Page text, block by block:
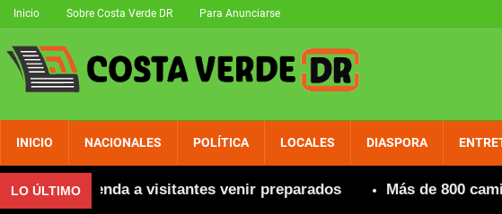
Inicio Sobre Costa Verde DR Para Anunciarse
INICIO NACIONALES POLÍTICA LOCALES DIASPORA
LO ÚLTIMO
recomienda a visitantes venir preparados Más de 800